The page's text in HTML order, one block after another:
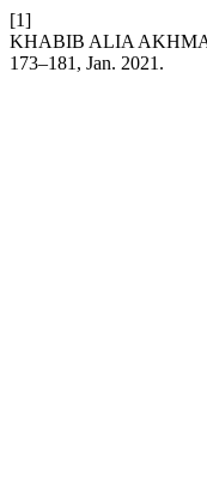
[1]
KHABIB ALIA
173–181, Jan. 2021.